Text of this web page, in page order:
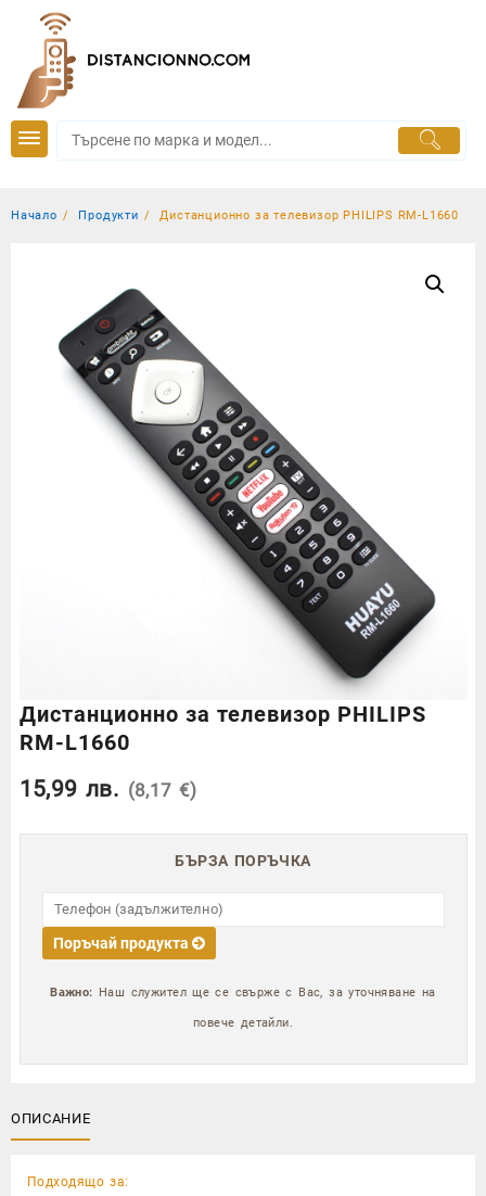
content
Начало Продукти Дистанционно за телевизор PHILIPS RM-L1660
Дистанционно за телевизор PHILIPS
RM-L1660
15,99 лв. (8,17 €)
БЪРЗА ПОРЪЧКА
Поръчай продукта
Важно: Наш служител ще се свърже с Вас, за уточняване на
повече детайли.
ОПИСАНИЕ
Подходящо за: